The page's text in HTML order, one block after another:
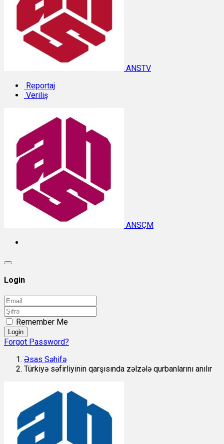
ANSTV
Reportaj
Veriliş
ANSÇM
Login
Remember Me
Login
Forgot Password?
Əsas Səhifə
Türkiyə səfirliyinin qarşısında zəlzələ qurbanlarını anılır